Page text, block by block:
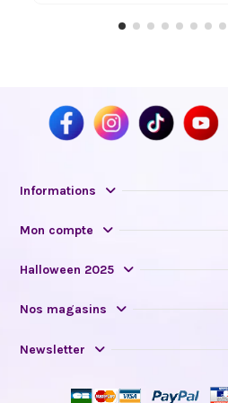
Informations
Mon compte
Halloween 2025
Nos magasins
Newsletter